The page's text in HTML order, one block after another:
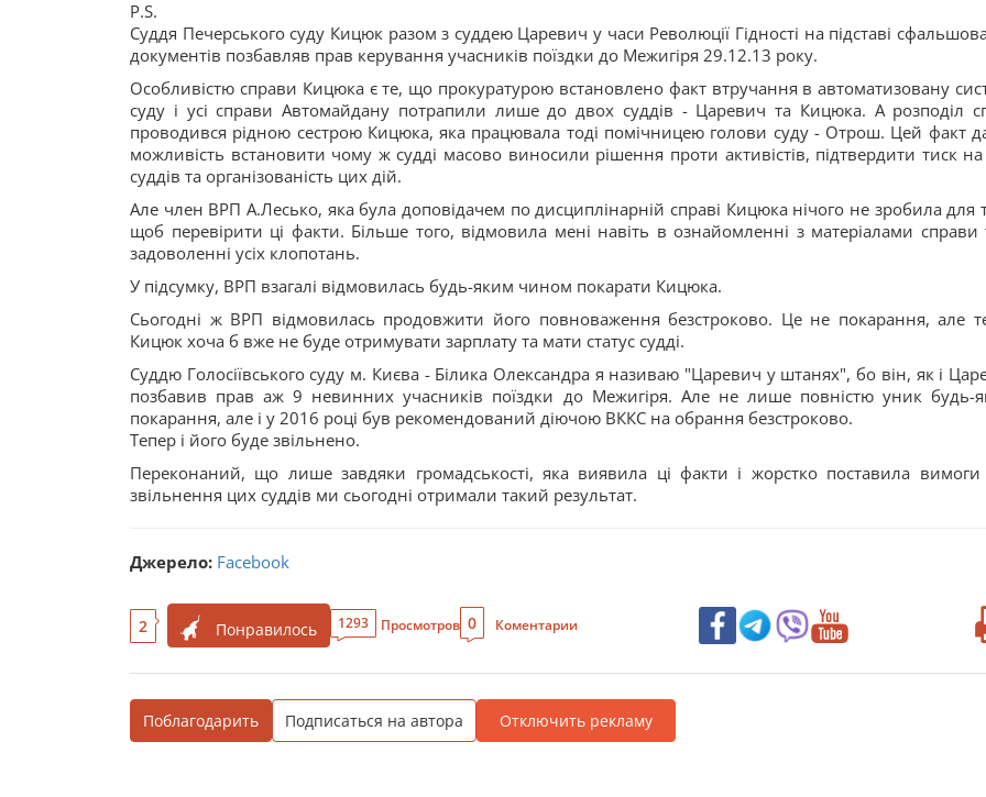
P.S.
Суддя Печерського суду Кицюк разом з суддею Царевич у часи Революції Гідності на підставі
документів позбавляв прав керування учасників поїздки до Межигіря 29.12.13 року.
Особливістю справи Кицюка є те, що прокуратурою встановлено факт втручання в автоматизовану
суду і усі справи Автомайдану потрапили лише до двох суддів - Царевич та Кицюка. А розподіл
проводився рідною сестрою Кицюка, яка працювала тоді помічницею голови суду - Отрош. Цей факт
можливість встановити чому ж судді масово виносили рішення проти активістів, підтвердити тиск
суддів та організованість цих дій.
Але член ВРП А.Лесько, яка була доповідачем по дисциплінарній справі Кицюка нічого не зробила для
щоб перевірити ці факти. Більше того, відмовила мені навіть в ознайомленні з матеріалами справи
задоволенні усіх клопотань.
У підсумку, ВРП взагалі відмовилась будь-яким чином покарати Кицюка.
Сьогодні ж ВРП відмовилась продовжити його повноваження безстроково. Це не покарання, але
Кицюк хоча б вже не буде отримувати зарплату та мати статус судді.
Суддю Голосіївського суду м. Києва - Білика Олександра я називаю "Царевич у штанях", бо він, як і
позбавив прав аж 9 невинних учасників поїздки до Межигіря. Але не лише повністю уник будь-
покарання, але і у 2016 році був рекомендований діючою ВККС на обрання безстроково.
Тепер і його буде звільнено.
Переконаний, що лише завдяки громадськості, яка виявила ці факти і жорстко поставила
звільнення цих суддів ми сьогодні отримали такий результат.
Джерело: Facebook
2 Понравилось 1293 Просмотров 0 Коментарии
Поблагодарить Подписаться на автора Отключить рекламу